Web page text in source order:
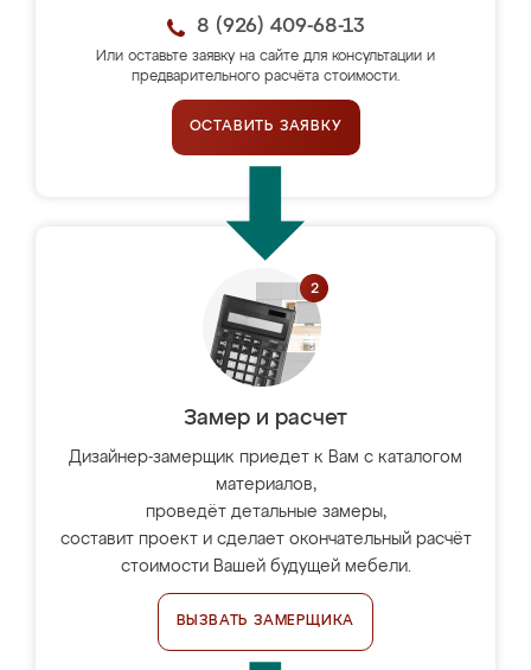
8 (926) 409-68-13
Или оставьте заявку на сайте для консультации и
предварительного расчёта стоимости.
ОСТАВИТЬ ЗАЯВКУ
Замер и расчет
Дизайнер-замерщик приедет к Вам с каталогом
материалов,
проведёт детальные замеры,
составит проект и сделает окончательный расчёт
стоимости Вашей будущей мебели.
ВЫЗВАТЬ ЗАМЕРЩИКА